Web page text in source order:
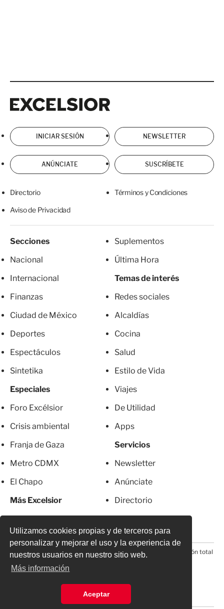
Utilizamos cookies propias y de terceros para
personalizar y mejorar el uso y la experiencia de
nuestros usuarios en nuestro sitio web.
Más información
Aceptar
INICIAR SESIÓN NEWSLETTER
ANÚNCIATE SUSCRÍBETE
Directorio Términos y Condiciones
Aviso de Privacidad
Secciones
Nacional
Internacional
Finanzas
Ciudad de México
Deportes
Espectáculos
Sintetika
Especiales
Foro Excélsior
Crisis ambiental
Franja de Gaza
Metro CDMX
El Chapo
Más Excelsior
Suplementos
Última Hora
Temas de interés
Redes sociales
Alcaldías
Cocina
Salud
Estilo de Vida
Viajes
De Utilidad
Apps
Servicios
Newsletter
Anúnciate
Directorio
© 2026 Todos los derechos reservados. Prohibida la reproducción total
o parcial, incluyendo cualquier medio electrónico*